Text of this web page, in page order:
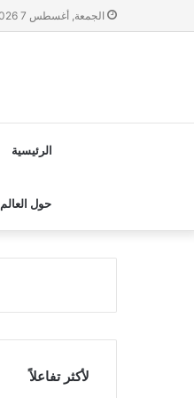
الجمعة, أغسطس 7 2026
الرئيسية
حول العالم
لأكثر تفاعلاً